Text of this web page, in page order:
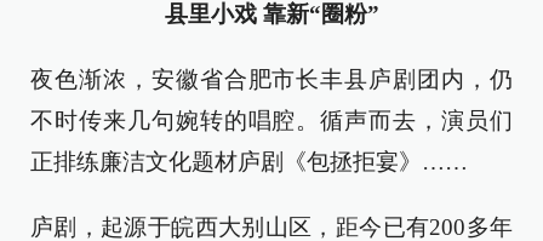
县里小戏 靠新“圈粉”
夜色渐浓，安徽省合肥市长丰县庐剧团内，仍
不时传来几句婉转的唱腔。循声而去，演员们
正排练廉洁文化题材庐剧《包拯拒宴》……
庐剧，起源于皖西大别山区，距今已有200多年